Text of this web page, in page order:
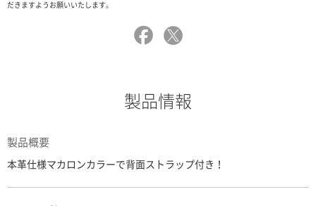
だきますようお願いいたします。
製品情報
製品概要
本革仕様マカロンカラーで背面ストラップ付き！